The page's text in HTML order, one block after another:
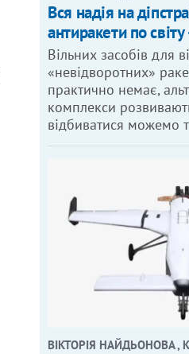
Вся надія на
антиракети по
Вільних засобів для
«невідворотних»
практично немає,
комплекси
відбиватися можемо
ВІКТОРІЯ НАЙДЬОНОВА ,